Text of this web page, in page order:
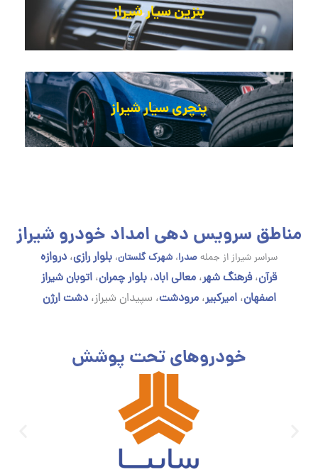
بنزین سیار شیراز
پنچری سیار شیراز
مناطق سرویس دهی امداد خودرو شیراز
سراسر شیراز از جملهصدرا، شهرک گلستان، بلوار رازی، دروازه
قرآن، فرهنگ شهر، معالی اباد، بلوار چمران، اتوبان شیراز
اصفهان، امیرکبیر،مرودشت،سپیدان شیراز،دشت ارژن
خودروهای تحت پوشش